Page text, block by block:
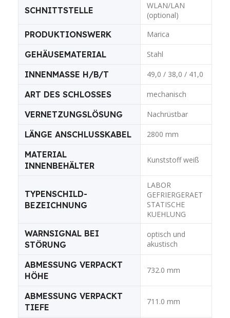
SCHNITTSTELLE
WLAN/LAN
(optional)
PRODUKTIONSWERK Marica
GEHÄUSEMATERIAL Stahl
INNENMASSE H/B/T 49,0 / 38,0 / 41,0
ART DES SCHLOSSES mechanisch
VERNETZUNGSLÖSUNG Nachrüstbar
LÄNGE ANSCHLUSSKABEL 2800 mm
MATERIAL
INNENBEHÄLTER
Kunststoff weiß
TYPENSCHILD-
BEZEICHNUNG
LABOR
GEFRIERGERAET
STATISCHE
KUEHLUNG
WARNSIGNAL BEI
STÖRUNG
optisch und
akustisch
ABMESSUNG VERPACKT
HÖHE
732.0 mm
ABMESSUNG VERPACKT
TIEFE
711.0 mm